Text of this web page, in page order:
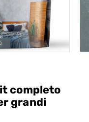
completo
grandi